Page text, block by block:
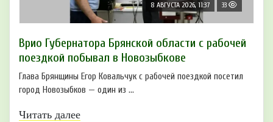
8 АВГУСТА 2026, 11:37 33
Врио Губернатора Брянской области с рабочей
поездкой побывал в Новозыбкове
Глава Брянщины Егор Ковальчук с рабочей поездкой посетил
город Новозыбков — один из ...
Читать далее